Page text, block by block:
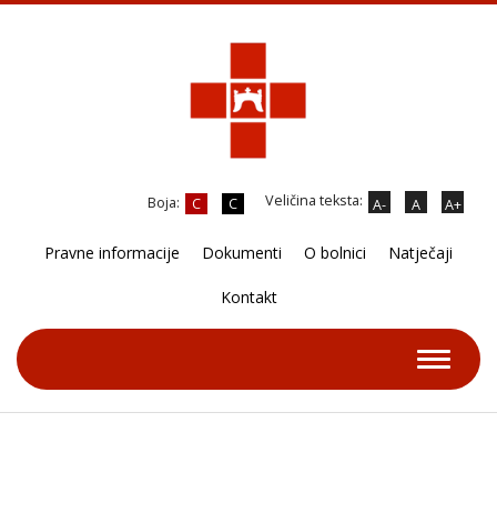
C C
Boja: A- A A+
Veličina teksta:
Pravne informacije Dokumenti O bolnici Natječaji
Kontakt